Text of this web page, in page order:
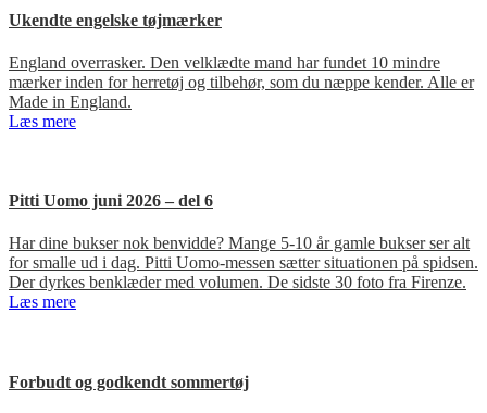
Ukendte engelske tøjmærker
England overrasker. Den velklædte mand har fundet 10 mindre
mærker inden for herretøj og tilbehør, som du næppe kender. Alle er
Made in England.
Læs mere
Pitti Uomo juni 2026 – del 6
Har dine bukser nok benvidde? Mange 5-10 år gamle bukser ser alt
for smalle ud i dag. Pitti Uomo-messen sætter situationen på spidsen.
Der dyrkes benklæder med volumen. De sidste 30 foto fra Firenze.
Læs mere
Forbudt og godkendt sommertøj